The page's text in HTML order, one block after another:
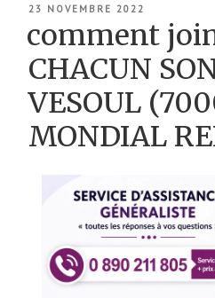
PUBLIÉ
23 NOVEMBRE 2022
comment
CHACUN
VESOUL
MONDIAL